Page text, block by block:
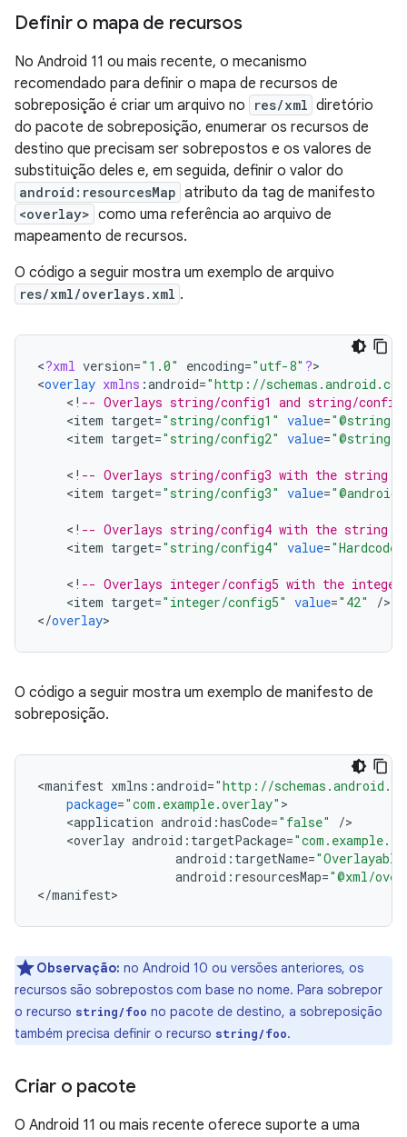
Definir o mapa de recursos
No Android 11 ou mais recente, o mecanismo
recomendado para definir o mapa de recursos de
sobreposição é criar um arquivo no
res/xml diretório
do pacote de sobreposição, enumerar os recursos de
destino que precisam ser sobrepostos e os valores de
substituição deles e, em seguida, definir o valor do
android:resourcesMap atributo da tag de manifesto
<overlay> como uma referência ao arquivo de
mapeamento de recursos.
O código a seguir mostra um exemplo de arquivo
res/xml/overlays.xml .
<?xml version="1.0" encoding="utf-8" ?>
<overlay xmlns :android="http://
< ! -- Overlays string/config1 and string/
<item target="string/config1" value="@string/
<item target="string/config2" value="@string/
< ! -- Overlays string/config3 with the string
<item target="string/config3" value=
< ! -- Overlays string/config4 with the string
<item target="string/config4" value=
< ! -- Overlays integer/config5 with the
<item target="integer/config5" value="42" />
</overlay
O código a seguir mostra um exemplo de manifesto de
sobreposição.
<manifest xmlns :android="http://
package="com.example.overlay"
<application android :hasCode="false" /
<overlay android : targetPackage=
android : targetName=
android : resourcesMap="@xml/
</manifest
Observação: no Android 10 ou versões anteriores, os
recursos são sobrepostos com base no nome. Para sobrepor
o recurso string/foo no pacote de destino, a sobreposição
também precisa definir o recurso string/foo.
Criar o pacote
O Android 11 ou mais recente oferece suporte a uma